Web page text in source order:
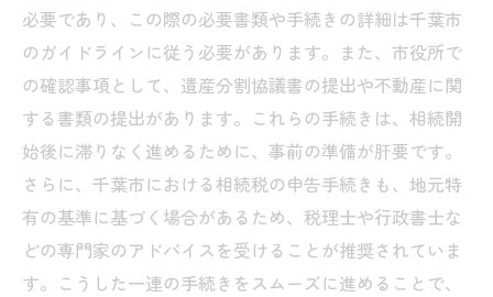
必要であり、この際の必要書類や手続きの詳細は千葉市
のガイドラインに従う必要があります。また、市役所で
の確認事項として、遺産分割協議書の提出や不動産に関
する書類の提出があります。これらの手続きは、相続開
始後に滞りなく進めるために、事前の準備が肝要です。
さらに、千葉市における相続税の申告手続きも、地元特
有の基準に基づく場合があるため、税理士や行政書士な
どの専門家のアドバイスを受けることが推奨されていま
す。こうした一連の手続きをスムーズに進めることで、